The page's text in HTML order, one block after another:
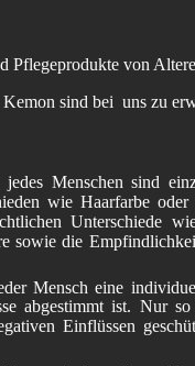
Pflegeprodukte von
sind bei  uns zu
Menschen sind
wie Haarfarbe oder
Unterschiede
sowie die
Mensch eine
abgestimmt ist. Nur
Einflüssen